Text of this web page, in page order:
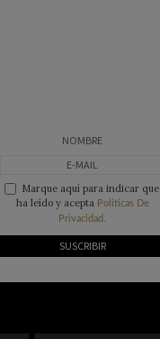
Marque aquí para indicar que
ha leído y acepta Politicas De
Privacidad.